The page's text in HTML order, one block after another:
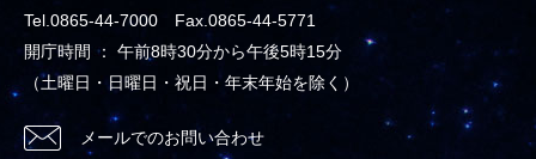
Tel.0865-44-7000 Fax.0865-44-5771
開庁時間 ： 午前8時30分から午後5時15分
（土曜日・日曜日・祝日・年末年始を除く）
メールでのお問い合わせ